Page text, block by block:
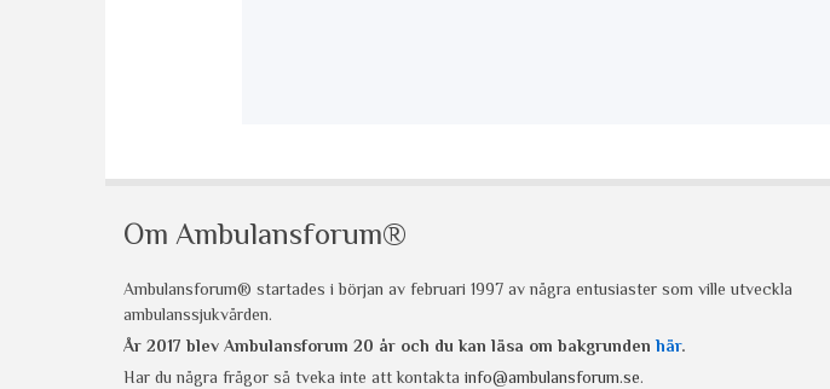
Om Ambulansforum®
Ambulansforum® startades i början av februari 1997 av några entusiaster som ville utveckla
ambulanssjukvården.
År 2017 blev Ambulansforum 20 år och du kan läsa om bakgrunden här.
Har du några frågor så tveka inte att kontakta info@ambulansforum.se.